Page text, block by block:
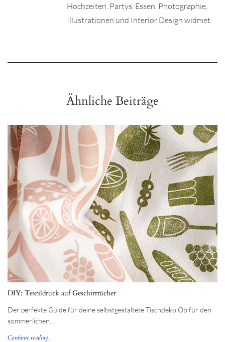
Hochzeiten, Partys, Essen, Photographie,
Illustrationen und Interior Design widmet.
Ähnliche Beiträge
DIY: Textildruck auf Geschirrtücher
Der perfekte Guide für deine selbstgestaltete Tischdeko.Ob für den
sommerlichen…
Continue reading...